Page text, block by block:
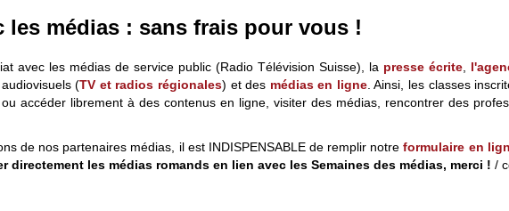
les médias : sans frais pour vous !
avec les médias de service public (Radio Télévision Suisse), la presse écrite,
(TV et radios régionales) et des médias en ligne. Ainsi, les classes
accéder librement à des contenus en ligne, visiter des médias, rencontrer des
de nos partenaires médias, il est INDISPENSABLE de remplir notreformulaire en
directement les médias romands en lien avec les Semaines des médias, merci ! /